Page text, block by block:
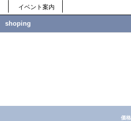
イベント案内
shoping
価格